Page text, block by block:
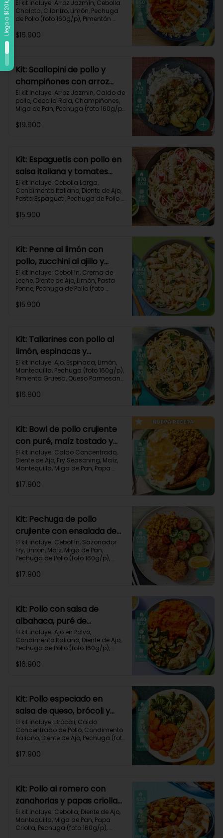
vegetales-109
El kit incluye: Arroz Jazmín, Cebolla
Chalota, Cilantro, Limón, Pechuga
de Pollo (foto 160g/p), Pimentón
Teriyaki, Receta Impresa.
$16.900
Kit: Scallopini de pollo y
champiñones con arroz
jazmín-5
El kit incluye: Arroz Jazmin, Caldo de
pollo, Cebolla Roja, Champiñones,
Miga de Pan, Pechuga (foto 160g/p),
Receta impresa.
$19.900
Kit: Espaguetis con pollo en
salsa italiana y tomates
uvalina-129
El kit incluye: Cebolla Larga,
Condimento Italiano, Diente de Ajo,
Pasta Espagueti, Pechuga de Pollo
Parmesano, Tomate Tipo Cherry,
Proteínas 49g
$15.900
Kit: Penne al limón con
pollo, zucchini al ajillo y
cebollín-111
El kit incluye: Cebollín, Crema de
Leche, Diente de Ajo, Limón, Pasta
Penne, Pechuga de Pollo (foto
Zucchini Verde, Receta Impresa.
$15.900
Kit: Tallarines con pollo al
limón, espinacas y
parmesano-68
El kit incluye: Ajo, Espinaca, Limón,
Mantequilla, Pechuga (foto 160g/p),
Pimienta Gruesa, Queso Parmesano,
$16.900
Kit: Bowl de pollo crujiente
con puré, maíz tostado y
queso monterey-140
El kit incluye: Caldo Concentrado,
Diente de Ajo, Fry Seasoning, Maíz,
Mantequilla, Miga de Pan, Papa
160g/p), Queso Monterey Jack, Sour
Grasas 62g | Proteínas 49g
$17.900
Kit: Pechuga de pollo
crujiente con ensalada de
pepino y maíz-8
El kit incluye: Cebollín, Sazonador
Fry, Limón, Maíz, Miga de Pan,
Pechuga de Pollo (foto 160g/p),
Cherry y Receta Impresa.
$17.900
Kit: Pollo con salsa de
albahaca, puré de
zanahorias y zucchini-85
El kit incluye: Ajo en Polvo,
Condimento Italiano, Diente de Ajo,
Pechuga de Pollo (foto 160g/p),
Zanahoria, Zucchini Verde, Receta
Proteínas 35g
$16.900
Kit: Pollo especiado en
salsa de queso, brócoli y
zanahorias asadas-77
El kit incluye: Brócoli, Caldo
Concentrado de Pollo, Condimento
Italiano, Diente de Ajo, Pechuga (foto
Monterey Jack, Tomate, Zanahoria,
Proteínas 39g
$17.900
Kit: Pollo al romero con
zanahorias y papas criollas
asadas-59
El kit incluye: Cebolla, Diente de Ajo,
Mantequilla, Miga de Pan, Papa
Criolla, Pechuga (foto 160g/p),